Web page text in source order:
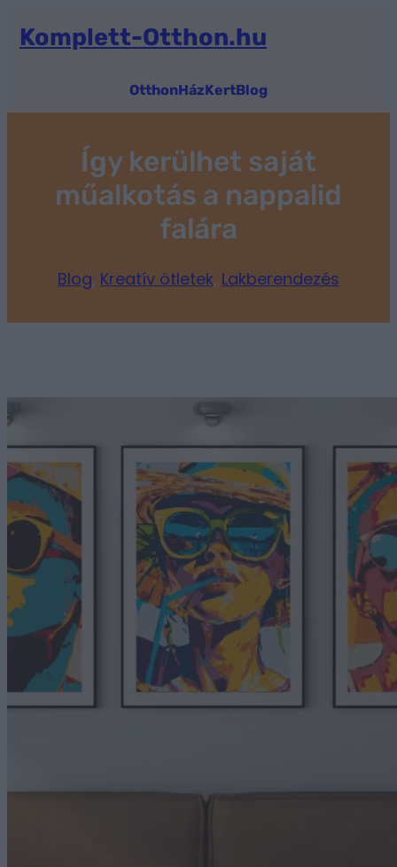
tartalomhoz
Komplett-Otthon.hu
OtthonHázKertBlog
Így kerülhet saját
műalkotás a nappalid
falára
Blog, Kreatív ötletek, Lakberendezés